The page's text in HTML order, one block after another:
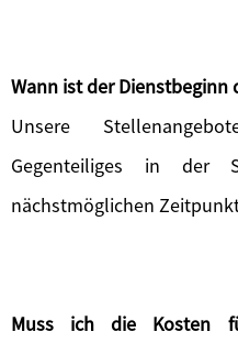
Wann ist der Dienstbeginn
Unsere
Gegenteiliges in der
nächstmöglichen
Muss ich die Kosten